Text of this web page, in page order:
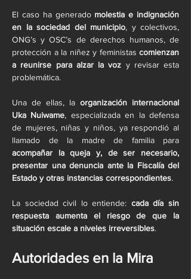
El caso ha generado molestia e indignación
en la sociedad del municipio, y colectivos,
ONG’s y OSC’s de derechos humanos, de
protección a la niñez y feministas comienzan
a reunirse para alzar la voz y revisar esta
problemática.
Una de ellas, la organización internacional
Uka Nuiwame, especializada en la defensa
de mujeres, niñas y niños, ya respondió al
acompañar la queja y, de ser necesario,
presentar una denuncia ante la Fiscalía del
Estado y otras instancias correspondientes.
La sociedad civil lo entiende: cada día sin
respuesta aumenta el riesgo de que la
situación escale a niveles irreversibles.
Autoridades en la Mira